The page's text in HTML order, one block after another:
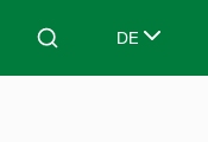
Search DE
Select